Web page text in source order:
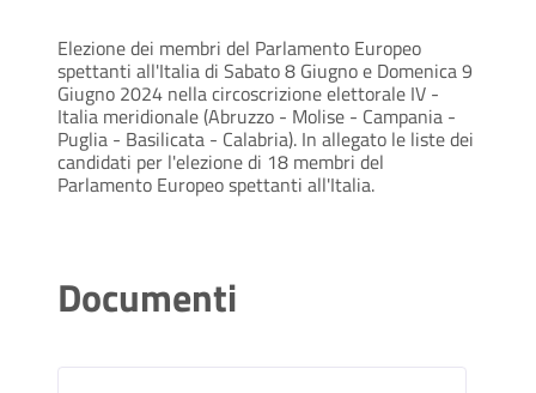
Elezione dei membri del Parlamento Europeo
spettanti all'Italia di Sabato 8 Giugno e Domenica 9
Giugno 2024 nella circoscrizione elettorale IV -
Italia meridionale (Abruzzo - Molise - Campania -
Puglia - Basilicata - Calabria). In allegato le liste dei
candidati per l'elezione di 18 membri del
Parlamento Europeo spettanti all'Italia.
Documenti